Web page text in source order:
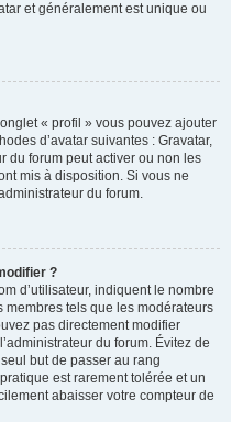
et généralement est unique ou
« profil » vous pouvez ajouter
d’avatar suivantes : Gravatar,
du forum peut activer ou non les
mis à disposition. Si vous ne
du forum.
?
d’utilisateur, indiquent le nombre
tels que les modérateurs
pas directement modifier
du forum. Évitez de
but de passer au rang
est rarement tolérée et un
abaisser votre compteur de